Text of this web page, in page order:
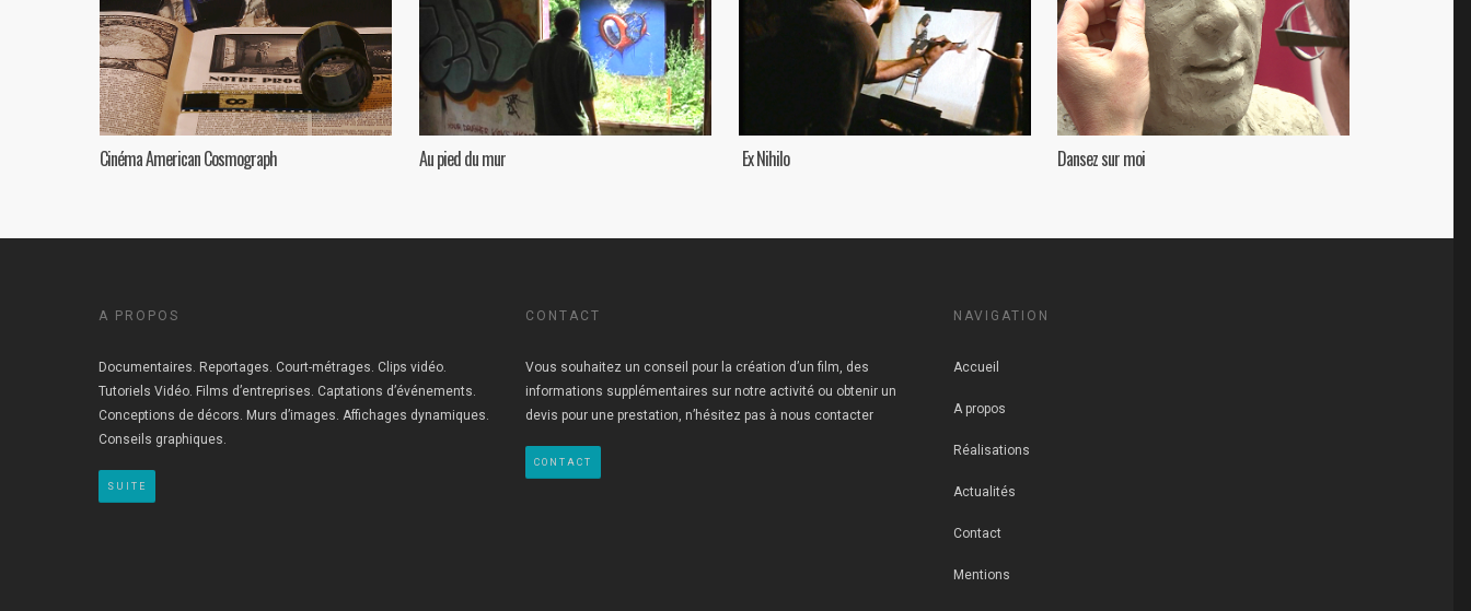
Cinéma American Cosmograph Au pied du mur Ex Nihilo Dansez sur moi
A PROPOS
Documentaires. Reportages. Court-métrages. Clips vidéo.
Tutoriels Vidéo. Films d’entreprises. Captations d’événements.
Conceptions de décors. Murs d’images. Affichages dynamiques.
Conseils graphiques.
SUITE
CONTACT
Vous souhaitez un conseil pour la création d’un film, des
informations supplémentaires sur notre activité ou obtenir un
devis pour une prestation, n’hésitez pas à nous contacter
CONTACT
NAVIGATION
Accueil
A propos
Réalisations
Actualités
Contact
Mentions